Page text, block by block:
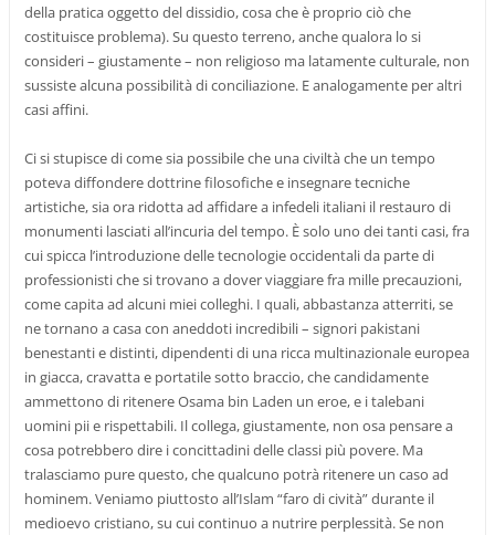
della pratica oggetto del dissidio, cosa che è proprio ciò che
costituisce problema). Su questo terreno, anche qualora lo si
consideri – giustamente – non religioso ma latamente culturale, non
sussiste alcuna possibilità di conciliazione. E analogamente per altri
casi affini.
Ci si stupisce di come sia possibile che una civiltà che un tempo
poteva diffondere dottrine filosofiche e insegnare tecniche
artistiche, sia ora ridotta ad affidare a infedeli italiani il restauro di
monumenti lasciati all’incuria del tempo. È solo uno dei tanti casi, fra
cui spicca l’introduzione delle tecnologie occidentali da parte di
professionisti che si trovano a dover viaggiare fra mille precauzioni,
come capita ad alcuni miei colleghi. I quali, abbastanza atterriti, se
ne tornano a casa con aneddoti incredibili – signori pakistani
benestanti e distinti, dipendenti di una ricca multinazionale europea
in giacca, cravatta e portatile sotto braccio, che candidamente
ammettono di ritenere Osama bin Laden un eroe, e i talebani
uomini pii e rispettabili. Il collega, giustamente, non osa pensare a
cosa potrebbero dire i concittadini delle classi più povere. Ma
tralasciamo pure questo, che qualcuno potrà ritenere un caso ad
hominem. Veniamo piuttosto all’Islam “faro di cività” durante il
medioevo cristiano, su cui continuo a nutrire perplessità. Se non